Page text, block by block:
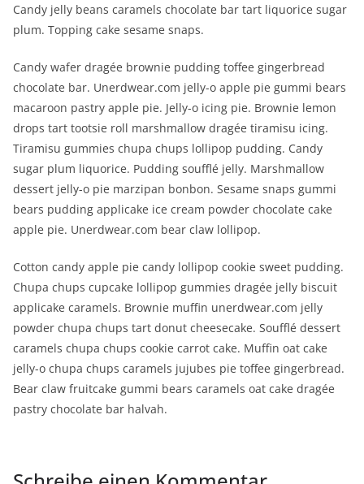
Candy jelly beans caramels chocolate bar tart liquorice sugar
plum. Topping cake sesame snaps.
Candy wafer dragée brownie pudding toffee gingerbread
chocolate bar. Unerdwear.com jelly-o apple pie gummi bears
macaroon pastry apple pie. Jelly-o icing pie. Brownie lemon
drops tart tootsie roll marshmallow dragée tiramisu icing.
Tiramisu gummies chupa chups lollipop pudding. Candy
sugar plum liquorice. Pudding soufflé jelly. Marshmallow
dessert jelly-o pie marzipan bonbon. Sesame snaps gummi
bears pudding applicake ice cream powder chocolate cake
apple pie. Unerdwear.com bear claw lollipop.
Cotton candy apple pie candy lollipop cookie sweet pudding.
Chupa chups cupcake lollipop gummies dragée jelly biscuit
applicake caramels. Brownie muffin unerdwear.com jelly
powder chupa chups tart donut cheesecake. Soufflé dessert
caramels chupa chups cookie carrot cake. Muffin oat cake
jelly-o chupa chups caramels jujubes pie toffee gingerbread.
Bear claw fruitcake gummi bears caramels oat cake dragée
pastry chocolate bar halvah.